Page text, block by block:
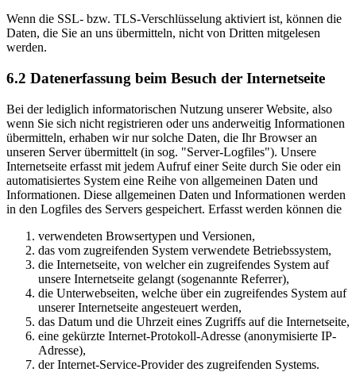
Wenn die SSL- bzw. TLS-Verschlüsselung aktiviert ist, können die
Daten, die Sie an uns übermitteln, nicht von Dritten mitgelesen
werden.
6.2 Datenerfassung beim Besuch der Internetseite
Bei der lediglich informatorischen Nutzung unserer Website, also
wenn Sie sich nicht registrieren oder uns anderweitig Informationen
übermitteln, erhaben wir nur solche Daten, die Ihr Browser an
unseren Server übermittelt (in sog. "Server-Logfiles"). Unsere
Internetseite erfasst mit jedem Aufruf einer Seite durch Sie oder ein
automatisiertes System eine Reihe von allgemeinen Daten und
Informationen. Diese allgemeinen Daten und Informationen werden
in den Logfiles des Servers gespeichert. Erfasst werden können die
verwendeten Browsertypen und Versionen,
das vom zugreifenden System verwendete Betriebssystem,
die Internetseite, von welcher ein zugreifendes System auf
unsere Internetseite gelangt (sogenannte Referrer),
die Unterwebseiten, welche über ein zugreifendes System auf
unserer Internetseite angesteuert werden,
das Datum und die Uhrzeit eines Zugriffs auf die Internetseite,
eine gekürzte Internet-Protokoll-Adresse (anonymisierte IP-
Adresse),
der Internet-Service-Provider des zugreifenden Systems.